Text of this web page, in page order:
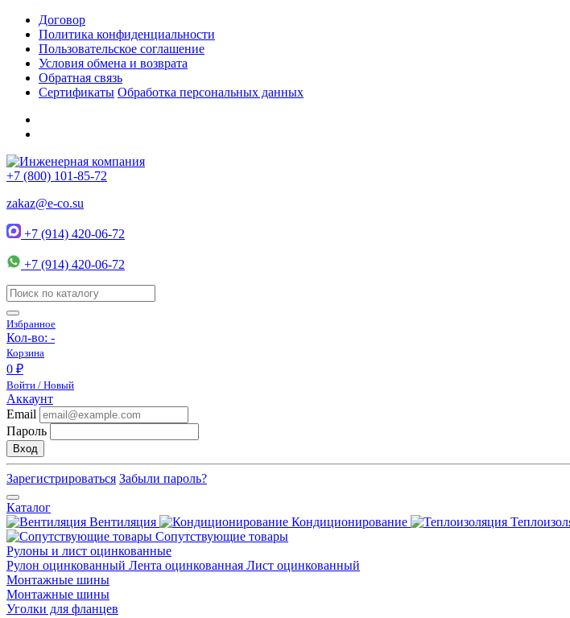
Договор
Политика конфиденциальности
Пользовательское соглашение
Условия обмена и возврата
Обратная связь
Сертификаты Обработка персональных данных
+7 (800) 101-85-72
zakaz@e-co.su
+7 (914) 420-06-72
+7 (914) 420-06-72
Избранное
Кол-во: -
Корзина
0 ₽
Войти / Новый
Аккаунт
Email
Пароль
Вход
Зарегистрироваться Забыли пароль?
Каталог
Вентиляция
Кондиционирование
Сопутствующие товары
Рулоны и лист оцинкованные
Рулон оцинкованный Лента оцинкованная Лист оцинкованный
Монтажные шины
Монтажные шины
Уголки для фланцев